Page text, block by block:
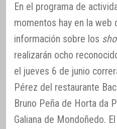
En el programa de
momentos hay en la web
información sobre los
realizarán ocho
el jueves 6 de junio
Pérez del restaurante
Bruno Peña de Horta da
Galiana de Mondoñedo.